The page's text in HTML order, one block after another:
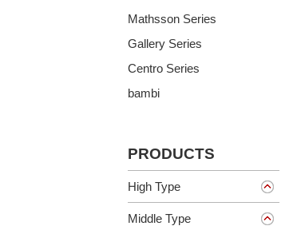
Mathsson Series
Gallery Series
Centro Series
bambi
PRODUCTS
High Type
Middle Type